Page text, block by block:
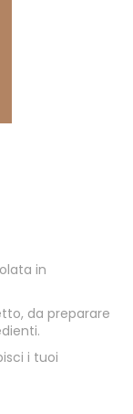
in
da preparare
i tuoi